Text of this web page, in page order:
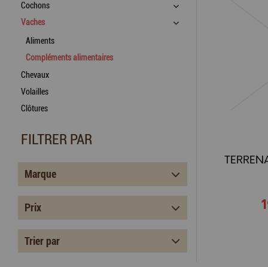
Cochons
Vaches
Aliments
Compléments alimentaires
Chevaux
Volailles
Clôtures
FILTRER PAR
Marque
Prix
Trier par